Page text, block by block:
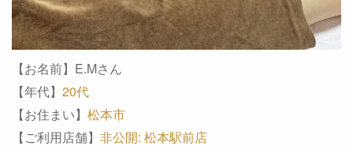
【お名前】E.Mさん
【年代】 20代
【お住まい】 松本市
【ご利用店舗】 非公開: 松本駅前店